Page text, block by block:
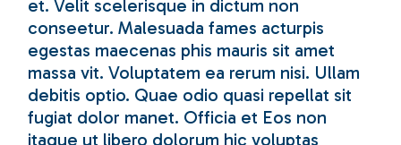
et. Velit scelerisque in dictum non
conseetur. Malesuada fames acturpis
egestas maecenas phis mauris sit amet
massa vit. Voluptatem ea rerum nisi. Ullam
debitis optio. Quae odio quasi repellat sit
fugiat dolor manet. Officia et Eos non
itaque ut libero dolorum hic voluptas